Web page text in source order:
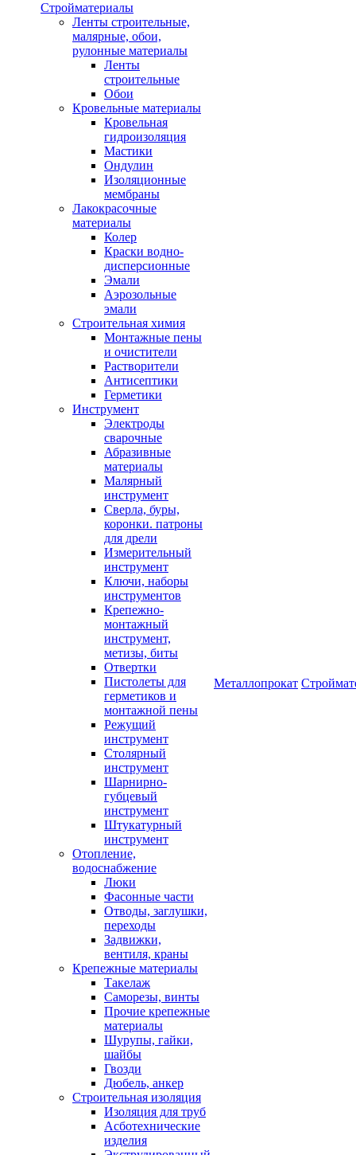
Стройматериалы
Ленты строительные,
малярные, обои,
рулонные материалы
Ленты
строительные
Обои
Кровельные материалы
Кровельная
гидроизоляция
Мастики
Ондулин
Изоляционные
мембраны
Лакокрасочные
материалы
Колер
Краски водно-
дисперсионные
Эмали
Аэрозольные
эмали
Строительная химия
Монтажные пены
и очистители
Растворители
Антисептики
Герметики
Инструмент
Электроды
сварочные
Абразивные
материалы
Малярный
инструмент
Сверла, буры,
коронки. патроны
для дрели
Измерительный
инструмент
Ключи, наборы
инструментов
Крепежно-
монтажный
инструмент,
метизы, биты
Отвертки
Пистолеты для
герметиков и
монтажной пены
Режущий
инструмент
Столярный
инструмент
Шарнирно-
губцевый
инструмент
Штукатурный
инструмент
Отопление,
водоснабжение
Люки
Фасонные части
Отводы, заглушки,
переходы
Задвижки,
вентиля, краны
Крепежные материалы
Такелаж
Саморезы, винты
Прочие крепежные
материалы
Шурупы, гайки,
шайбы
Гвозди
Дюбель, анкер
Строительная изоляция
Изоляция для труб
Асботехнические
изделия
Металлопрокат